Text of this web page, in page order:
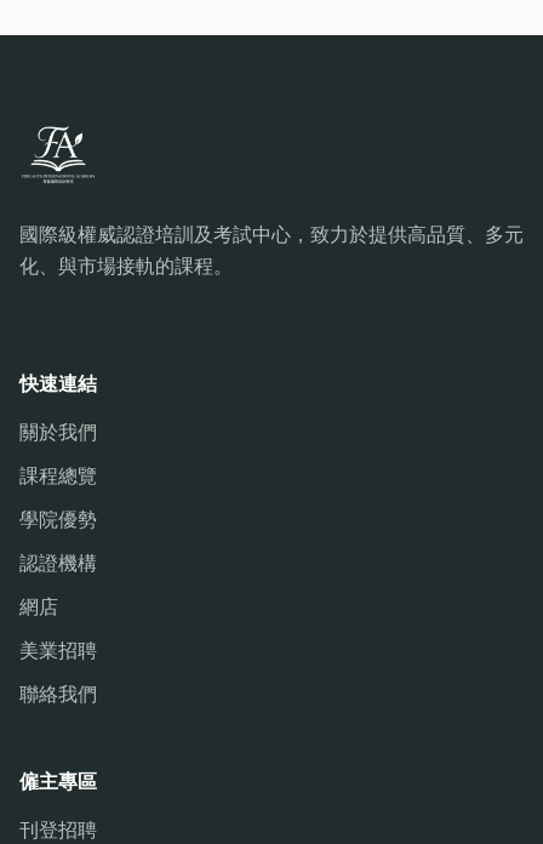
國際級權威認證培訓及考試中心，致力於提供高品質、多元
化、與市場接軌的課程。
快速連結
關於我們
課程總覽
學院優勢
認證機構
網店
美業招聘
聯絡我們
僱主專區
刊登招聘